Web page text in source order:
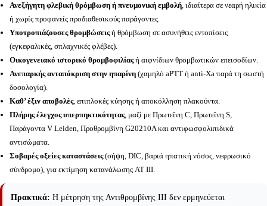
Ανεξήγητη φλεβική θρόμβωση ή πνευμονική εμβολή, ιδιαίτερα σε νεαρή ηλικία
ή χωρίς προφανείς προδιαθεσικούς παράγοντες.
Υποτροπιάζουσες θρομβώσειςή θρόμβωση σε ασυνήθεις εντοπίσεις
(εγκεφαλικές, σπλαχνικές φλέβες).
Οικογενειακό ιστορικό θρομβοφιλίαςή αιφνίδιων θρομβωτικών επεισοδίων.
Ανεπαρκής ανταπόκριση στην ηπαρίνη(χαμηλό aPTT ή anti-Xa παρά τη σωστή
δοσολογία).
Καθ’ έξιν αποβολές, επιπλοκές κύησης ή αποκόλληση πλακούντα.
Πλήρης έλεγχος υπερπηκτικότητας, μαζί με Πρωτεΐνη C, Πρωτεΐνη S,
Παράγοντα V Leiden, Προθρομβίνη G20210A και αντιφωσφολιπιδικά
αντισώματα.
Σοβαρές οξείες καταστάσεις(σήψη, DIC, βαριά ηπατική νόσος, νεφρωσικό
σύνδρομο), για εκτίμηση κατανάλωσης AT III.
Πρακτικά: Η μέτρηση της Αντιθρομβίνης ΙΙΙ δεν ερμηνεύεται